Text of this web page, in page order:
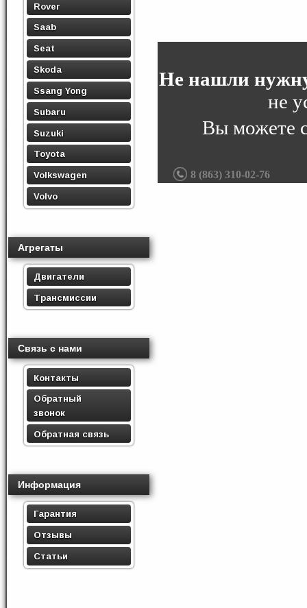
Rover
Saab
Seat
Skoda
Ssang Yong
Subaru
Suzuki
Toyota
Volkswagen
Volvo
Агрегаты
Двигатели
Трансмиссии
Связь с нами
Контакты
Обратный
звонок
Обратная связь
Информация
Гарантия
Отзывы
Статьи
Не нашли
не
Вы можете
8 (863) 310-02-76